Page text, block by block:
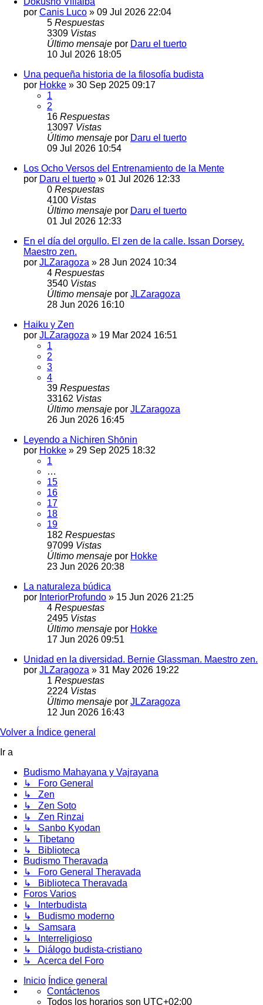
por Canis Luco » 09 Jul 2026 22:04
5 Respuestas
3309 Vistas
Último mensaje por Daru el tuerto
10 Jul 2026 18:05
Una pequeña historia de la filosofía budista
por Hokke » 30 Sep 2025 09:17
1
2
16 Respuestas
13097 Vistas
Último mensaje por Daru el tuerto
09 Jul 2026 10:54
Los Ocho Versos del Entrenamiento de la Mente
por Daru el tuerto » 01 Jul 2026 12:33
0 Respuestas
4100 Vistas
Último mensaje por Daru el tuerto
01 Jul 2026 12:33
En el día del orgullo. El zen de la calle. Issan Dorsey.
Maestro zen.
por JLZaragoza » 28 Jun 2024 10:34
4 Respuestas
3540 Vistas
Último mensaje por JLZaragoza
28 Jun 2026 16:10
Haiku y Zen
por JLZaragoza » 19 Mar 2024 16:51
1
2
3
4
39 Respuestas
33162 Vistas
Último mensaje por JLZaragoza
26 Jun 2026 16:45
Leyendo a Nichiren Shōnin
por Hokke » 29 Sep 2025 18:32
1
…
15
16
17
18
19
182 Respuestas
97099 Vistas
Último mensaje por Hokke
23 Jun 2026 20:38
La naturaleza búdica
por InteriorProfundo » 15 Jun 2026 21:25
4 Respuestas
2495 Vistas
Último mensaje por Hokke
17 Jun 2026 09:51
Unidad en la diversidad. Bernie Glassman. Maestro zen.
por JLZaragoza » 31 May 2026 19:22
1 Respuestas
2224 Vistas
Último mensaje por JLZaragoza
12 Jun 2026 16:43
Volver a Índice general
Ir a
Budismo Mahayana y Vajrayana
↳ Foro General
↳ Zen
↳ Zen Soto
↳ Zen Rinzai
↳ Sanbo Kyodan
↳ Tibetano
↳ Biblioteca
Budismo Theravada
↳ Foro General Theravada
↳ Biblioteca Theravada
Foros Varios
↳ Interbudista
↳ Budismo moderno
↳ Samsara
↳ Interreligioso
↳ Diálogo budista-cristiano
↳ Acerca del Foro
Inicio Índice general
Contáctenos
Todos los horarios son UTC+02:00